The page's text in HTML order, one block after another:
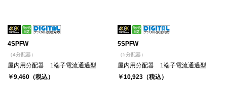
4SPFW
（4分配器）
屋内用分配器 1端子電流通過型
￥9,460（税込）
5SPFW
（5分配器）
屋内用分配器 1端子電流通過型
￥10,923（税込）